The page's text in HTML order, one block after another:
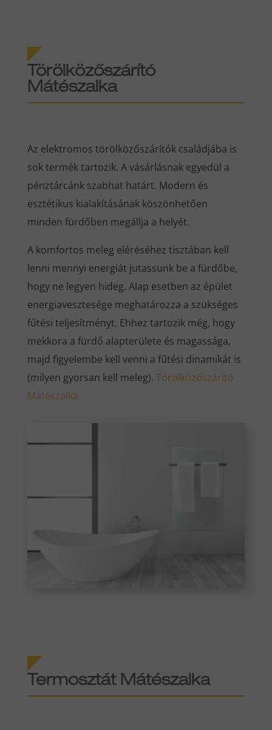
Törölközőszárító
Mátészalka
Az elektromos törölközőszárítók családjába is
sok termék tartozik. A vásárlásnak egyedül a
pénztárcánk szabhat határt. Modern és
esztétikus kialakításának köszönhetően
minden fürdőben megállja a helyét.
A komfortos meleg eléréséhez tisztában kell
lenni mennyi energiát jutassunk be a fürdőbe,
hogy ne legyen hideg. Alap esetben az épület
energiavesztesége meghatározza a szükséges
fűtési teljesítményt. Ehhez tartozik még, hogy
mekkora a fürdő alapterülete és magassága,
majd figyelembe kell venni a fűtési dinamikát is
(milyen gyorsan kell meleg). Törölközőszárító
Mátészalka
Termosztát Mátészalka